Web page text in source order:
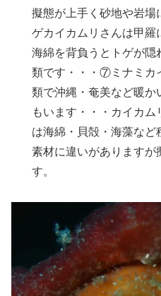
擬態が上手く砂地や岩
ゲカイカムリさんは甲羅
海綿を背負うとトゲが隠
類です・・・⑦ミナミカ
類で沖縄・奄美など暖か
もいます・・・カイカム
は海綿・貝殻・海藻など
素材に違いがありますが
す。